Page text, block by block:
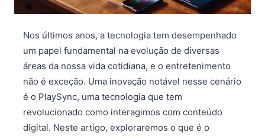
Nos últimos anos, a tecnologia tem desempenhado
um papel fundamental na evolução de diversas
áreas da nossa vida cotidiana, e o entretenimento
não é exceção. Uma inovação notável nesse cenário
é o PlaySync, uma tecnologia que tem
revolucionado como interagimos com conteúdo
digital. Neste artigo, exploraremos o que é o